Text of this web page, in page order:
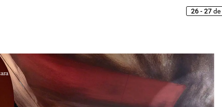
26 - 27 de